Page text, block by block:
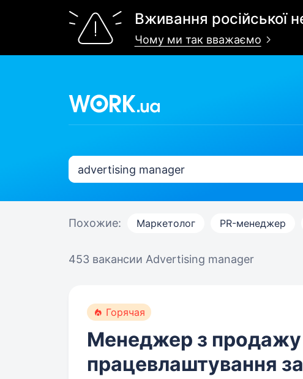
Вживання російської
Чому ми так вважаємо
Похожие: Маркетолог PR-менеджер
453 вакансии Advertising manager
Горячая
Менеджер з продажу
працевлаштування